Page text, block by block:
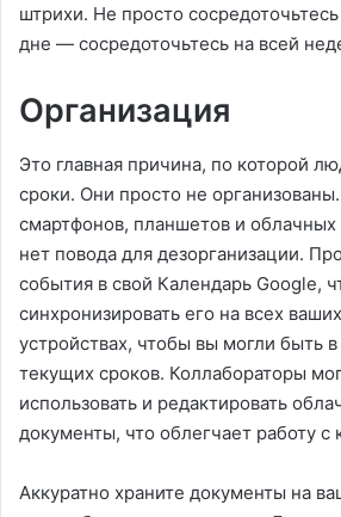
штрихи. Не просто
дне — сосредоточьтесь на всей
Организация
Это главная причина, по которой
сроки. Они просто не
смартфонов, планшетов и
нет повода для дезорганизации.
события в свой Календарь Google,
синхронизировать его на всех
устройствах, чтобы вы могли быть в
текущих сроков. Коллабораторы
использовать и редактировать
документы, что облегчает работу с
Аккуратно храните документы на